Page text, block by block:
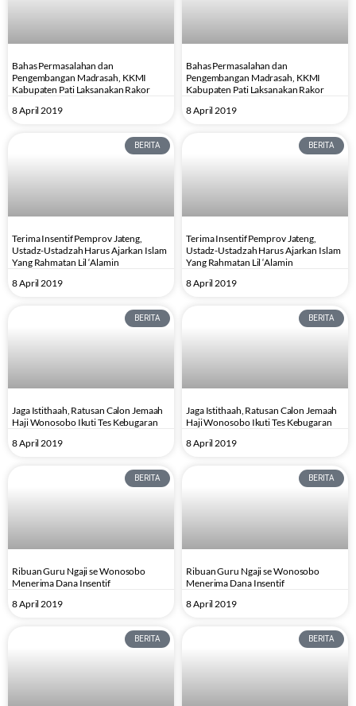
Bahas Permasalahan dan
Pengembangan Madrasah, KKMI
Kabupaten Pati Laksanakan Rakor
8 April 2019
Bahas Permasalahan dan
Pengembangan Madrasah, KKMI
Kabupaten Pati Laksanakan Rakor
8 April 2019
BERITA
Terima Insentif Pemprov Jateng,
Ustadz-Ustadzah Harus Ajarkan Islam
Yang Rahmatan Lil ‘Alamin
8 April 2019
BERITA
Terima Insentif Pemprov Jateng,
Ustadz-Ustadzah Harus Ajarkan Islam
Yang Rahmatan Lil ‘Alamin
8 April 2019
BERITA
Jaga Istithaah, Ratusan Calon Jemaah
Haji Wonosobo Ikuti Tes Kebugaran
8 April 2019
BERITA
Jaga Istithaah, Ratusan Calon Jemaah
Haji Wonosobo Ikuti Tes Kebugaran
8 April 2019
BERITA
Ribuan Guru Ngaji se Wonosobo
Menerima Dana Insentif
8 April 2019
BERITA
Ribuan Guru Ngaji se Wonosobo
Menerima Dana Insentif
8 April 2019
BERITA BERITA